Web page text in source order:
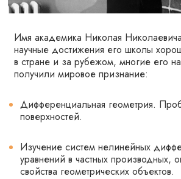
Имя академика Николая
научные достижения его школы
в стране и за рубежом, многие его
получили мировое признание:
Дифференциальная геометрия.
поверхностей.
Изучение систем нелинейных
уравнений в частных производных,
свойства геометрических объектов.